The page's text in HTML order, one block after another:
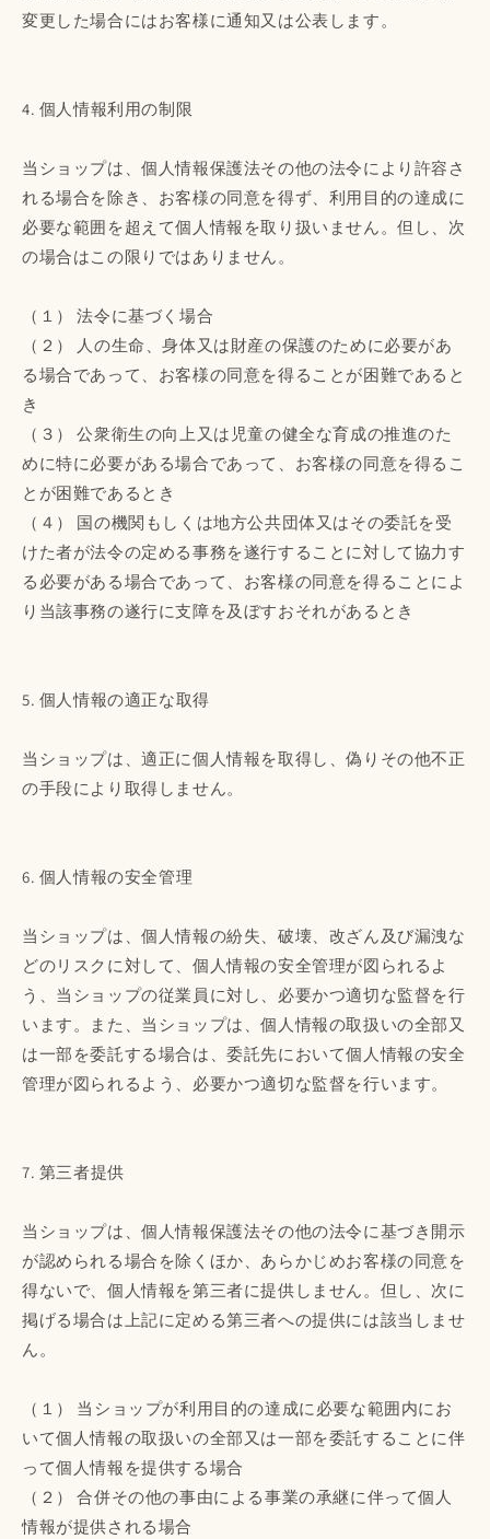
変更した場合にはお客様に通知又は公表します。
4. 個人情報利用の制限
当ショップは、個人情報保護法その他の法令により許容さ
れる場合を除き、お客様の同意を得ず、利用目的の達成に
必要な範囲を超えて個人情報を取り扱いません。但し、次
の場合はこの限りではありません。
（１） 法令に基づく場合
（２） 人の生命、身体又は財産の保護のために必要があ
る場合であって、お客様の同意を得ることが困難であると
き
（３） 公衆衛生の向上又は児童の健全な育成の推進のた
めに特に必要がある場合であって、お客様の同意を得るこ
とが困難であるとき
（４） 国の機関もしくは地方公共団体又はその委託を受
けた者が法令の定める事務を遂行することに対して協力す
る必要がある場合であって、お客様の同意を得ることによ
り当該事務の遂行に支障を及ぼすおそれがあるとき
5. 個人情報の適正な取得
当ショップは、適正に個人情報を取得し、偽りその他不正
の手段により取得しません。
6. 個人情報の安全管理
当ショップは、個人情報の紛失、破壊、改ざん及び漏洩な
どのリスクに対して、個人情報の安全管理が図られるよ
う、当ショップの従業員に対し、必要かつ適切な監督を行
います。また、当ショップは、個人情報の取扱いの全部又
は一部を委託する場合は、委託先において個人情報の安全
管理が図られるよう、必要かつ適切な監督を行います。
7. 第三者提供
当ショップは、個人情報保護法その他の法令に基づき開示
が認められる場合を除くほか、あらかじめお客様の同意を
得ないで、個人情報を第三者に提供しません。但し、次に
掲げる場合は上記に定める第三者への提供には該当しませ
ん。
（１） 当ショップが利用目的の達成に必要な範囲内にお
いて個人情報の取扱いの全部又は一部を委託することに伴
って個人情報を提供する場合
（２） 合併その他の事由による事業の承継に伴って個人
情報が提供される場合